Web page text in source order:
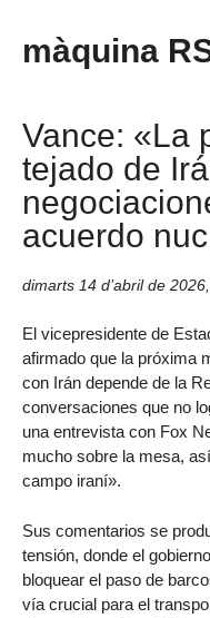
màquina
Vance: «La
tejado de
acuerdo
dimarts 14 d’abril de 2026
El vicepresidente de
afirmado que la próxima
con Irán depende de la
conversaciones que no
una entrevista con Fox
mucho sobre la mesa,
campo iraní».
Sus comentarios se
tensión, donde el
bloquear el paso de
vía crucial para el